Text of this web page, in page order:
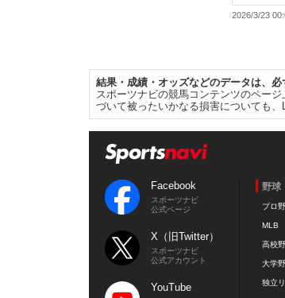
2026/3/23
結果・成績・オッズなどのデータは、必
スポーツナビの競馬コンテンツのペー
づいて被ったいかなる損害についても
Facebook
スポーツナビ
公式ページ
X（旧Twitter）
スポーツナビ
公式アカウント
YouTube
野球
プロ
MLB
高校
大学
独立